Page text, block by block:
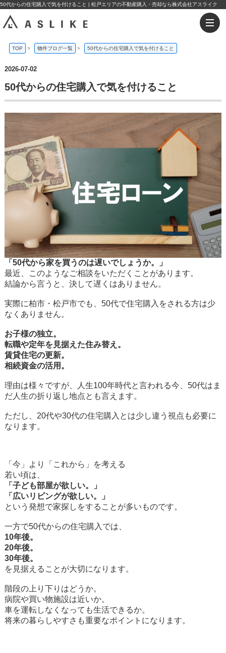
50代からの住宅購入で気を付けること | 松戸エリアの不動産購入・売却なら株式会社アスライク
TOP > 物件ブログ一覧 > 50代からの住宅購入で気を付けること
2026-07-02
50代からの住宅購入で気を付けること
「50代から家を買うのは遅いでしょうか。」
最近、このようなご相談をいただくことがあります。
結論から言うと、決して遅くはありません。
実際に柏市・松戸市でも、50代で住宅購入をされる方は少
なくありません。
お子様の独立。
転職や定年を見据えた住み替え。
賃貸住宅の更新。
相続資金の活用。
理由は様々ですが、人生100年時代と言われる今、50代はま
だ人生の折り返し地点とも言えます。
ただし、20代や30代の住宅購入とは少し違う視点も必要に
なります。
「今」より「これから」を考える
若い頃は、
「子ども部屋が欲しい。」
「広いリビングが欲しい。」
という発想で家探しをすることが多いものです。
一方で50代からの住宅購入では、
10年後。
20年後。
30年後。
を見据えることが大切になります。
階段の上り下りはどうか。
病院や買い物施設は近いか。
車を運転しなくなっても生活できるか。
将来の暮らしやすさも重要なポイントになります。